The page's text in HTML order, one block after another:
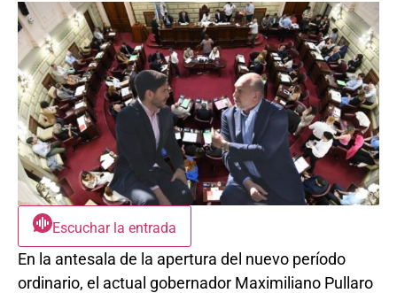
Escuchar la entrada
En la antesala de la apertura del nuevo período
ordinario, el actual gobernador Maximiliano Pullaro